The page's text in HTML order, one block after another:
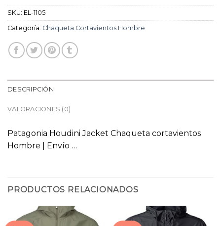
SKU: EL-1105
Categoría: Chaqueta Cortavientos Hombre
DESCRIPCIÓN
VALORACIONES (0)
Patagonia Houdini Jacket Chaqueta cortavientos
Hombre | Envío …
PRODUCTOS RELACIONADOS